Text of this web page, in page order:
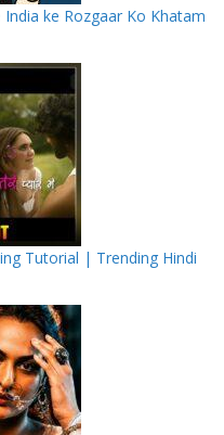
ke Rozgaar Ko Khatam
Tutorial | Trending Hindi